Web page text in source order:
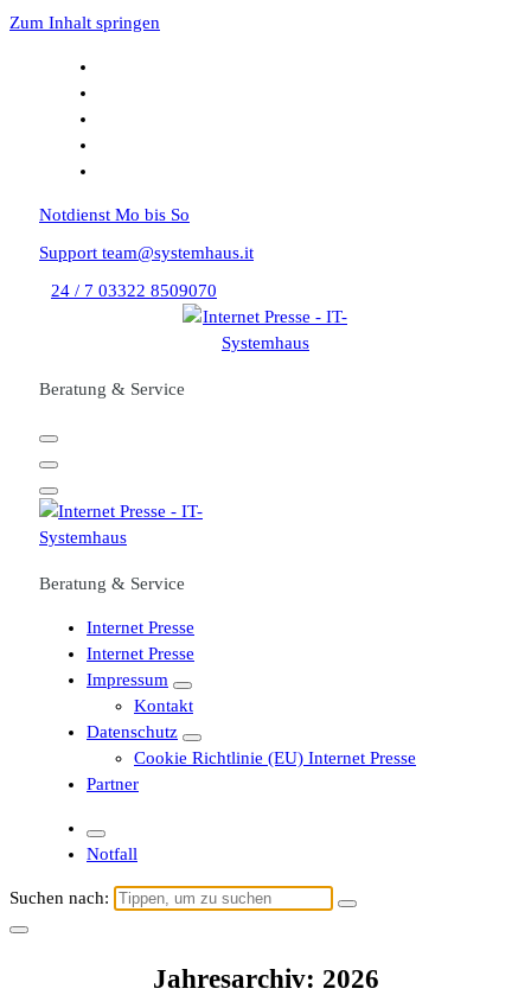
Zum Inhalt springen
Notdienst Mo bis So
Support team@systemhaus.it
24 / 7 03322 8509070
Beratung & Service
Beratung & Service
Internet Presse
Internet Presse
Impressum
Kontakt
Datenschutz
Cookie Richtlinie (EU) Internet Presse
Partner
Notfall
Suchen nach:
Jahresarchiv: 2026